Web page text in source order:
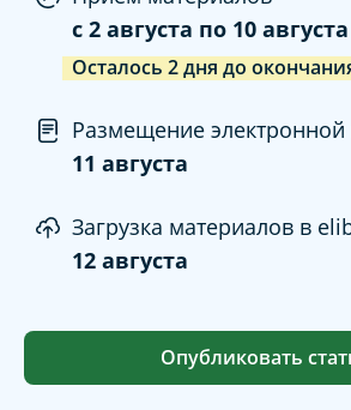
c 2 августа по 10 августа
Осталось 2дня до
Размещение электронной
11 августа
Загрузка материалов в
12 августа
Опубликовать